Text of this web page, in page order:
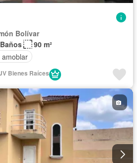
Bolívar
90 m²
amoblar
Bienes Raíces